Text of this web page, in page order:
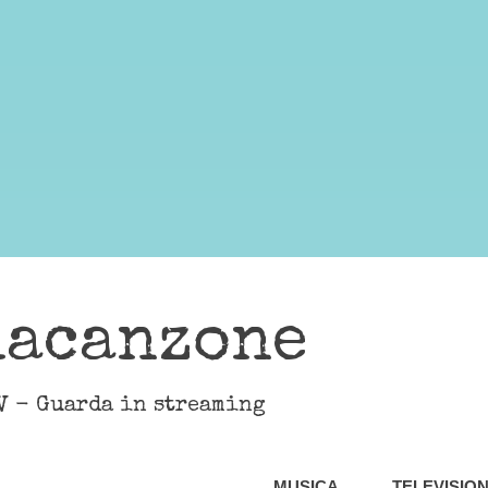
- Guarda in streaming